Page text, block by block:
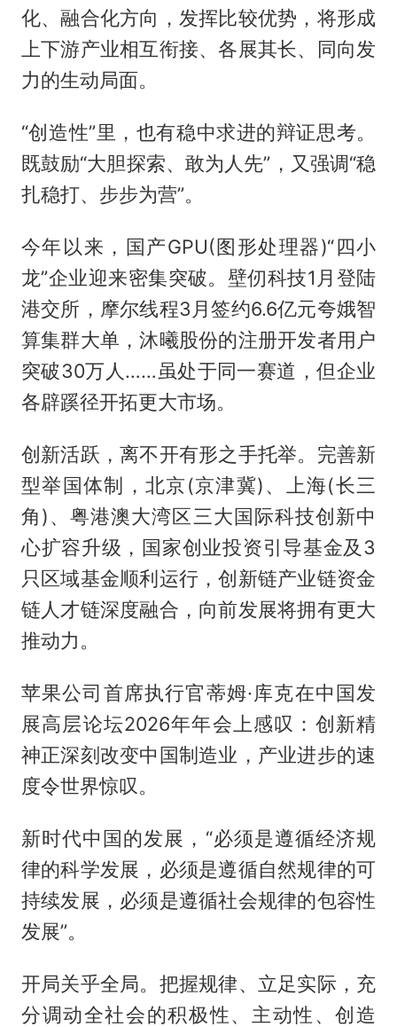
化、融合化方向，发挥比较优势，将形成
上下游产业相互衔接、各展其长、同向发
力的生动局面。
“创造性”里，也有稳中求进的辩证思考。
既鼓励“大胆探索、敢为人先”，又强调“稳
扎稳打、步步为营”。
今年以来，国产GPU(图形处理器)“四小
龙”企业迎来密集突破。壁仞科技1月登陆
港交所，摩尔线程3月签约6.6亿元夸娥智
算集群大单，沐曦股份的注册开发者用户
突破30万人……虽处于同一赛道，但企业
各辟蹊径开拓更大市场。
创新活跃，离不开有形之手托举。完善新
型举国体制，北京(京津冀)、上海(长三
角)、粤港澳大湾区三大国际科技创新中
心扩容升级，国家创业投资引导基金及3
只区域基金顺利运行，创新链产业链资金
链人才链深度融合，向前发展将拥有更大
推动力。
苹果公司首席执行官蒂姆·库克在中国发
展高层论坛2026年年会上感叹：创新精
神正深刻改变中国制造业，产业进步的速
度令世界惊叹。
新时代中国的发展，“必须是遵循经济规
律的科学发展，必须是遵循自然规律的可
持续发展，必须是遵循社会规律的包容性
发展”。
开局关乎全局。把握规律、立足实际，充
分调动全社会的积极性、主动性、创造